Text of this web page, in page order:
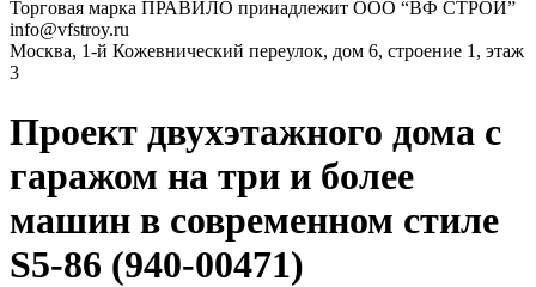
Торговая марка ПРАВИЛО принадлежит ООО “ВФ СТРОЙ”
info@vfstroy.ru
Москва, 1-й Кожевнический переулок, дом 6, строение 1, этаж
3
Проект двухэтажного дома с
гаражом на три и более
машин в современном стиле
S5-86 (940-00471)